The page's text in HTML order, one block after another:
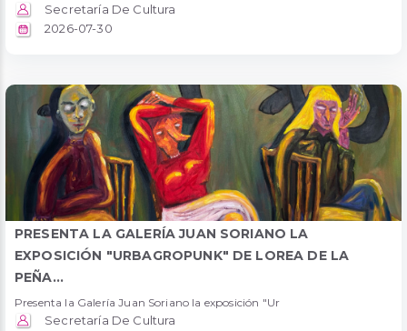
Secretaría De Cultura
2026-07-30
PRESENTA LA GALERÍA JUAN SORIANO LA
EXPOSICIÓN "URBAGROPUNK" DE LOREA DE LA
PEÑA...
Presenta la Galería Juan Soriano la exposición "Ur
Secretaría De Cultura